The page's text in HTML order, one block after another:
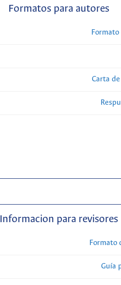
Formatos para autores
Carta
Informacion para revisores
Formato
Guía